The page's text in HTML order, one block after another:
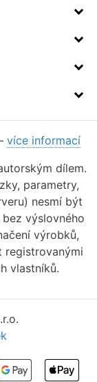
více informací
dílem.
parametry,
nesmí být
výslovného
výrobků,
registrovanými
vlastníků.